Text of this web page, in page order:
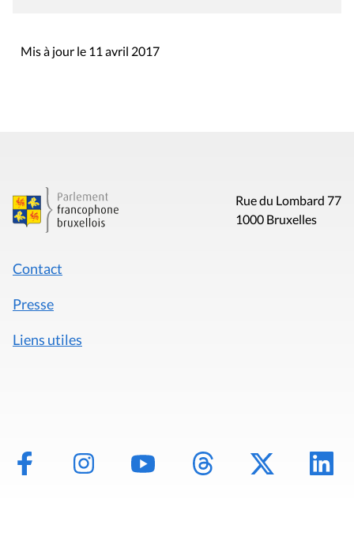
Mis à jour le 11 avril 2017
Rue du Lombard 77
1000 Bruxelles
Contact
Presse
Liens utiles